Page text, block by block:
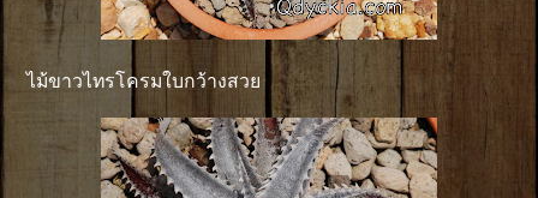
ไม้ขาวไทรโครมใบกว้างสวย